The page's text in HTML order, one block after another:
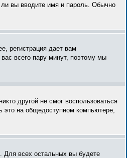
ли вы вводите имя и пароль. Обычно
регистрация дает вам
всего пару минут, поэтому мы
другой не смог воспользоваться
на общедоступном компьютере,
Для всех остальных вы будете